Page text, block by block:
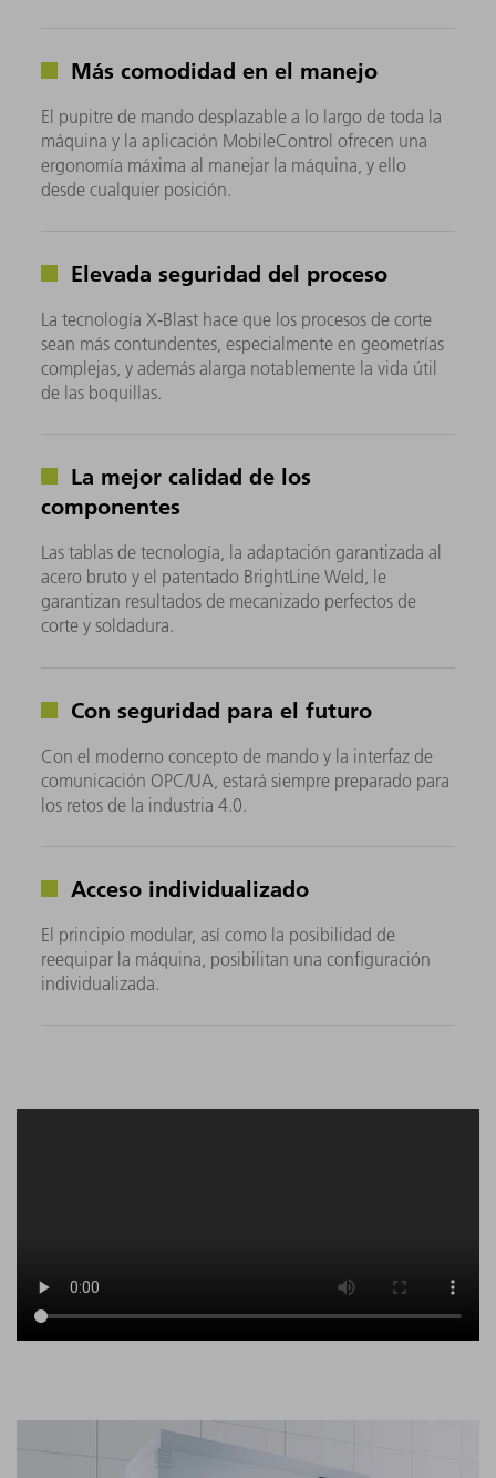
Más comodidad en el manejo
El pupitre de mando desplazable a lo largo de toda la
máquina y la aplicación MobileControl ofrecen una
ergonomía máxima al manejar la máquina, y ello
desde cualquier posición.
Elevada seguridad del proceso
La tecnología X-Blast hace que los procesos de corte
sean más contundentes, especialmente en geometrías
complejas, y además alarga notablemente la vida útil
de las boquillas.
La mejor calidad de los
componentes
Las tablas de tecnología, la adaptación garantizada al
acero bruto y el patentado BrightLine Weld, le
garantizan resultados de mecanizado perfectos de
corte y soldadura.
Con seguridad para el futuro
Con el moderno concepto de mando y la interfaz de
comunicación OPC/UA, estará siempre preparado para
los retos de la industria 4.0.
Acceso individualizado
El principio modular, así como la posibilidad de
reequipar la máquina, posibilitan una configuración
individualizada.